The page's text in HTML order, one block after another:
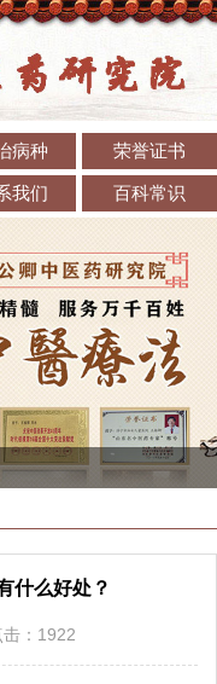
病种 荣誉证书
我们 百科常识
什么好处？
击：1922